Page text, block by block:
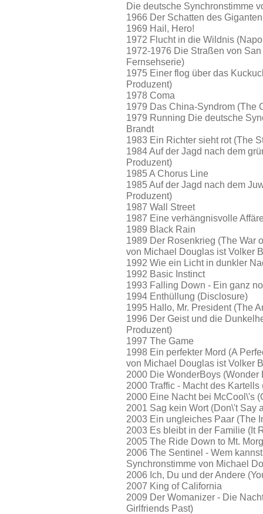
Die deutsche Synchronstimme
1966 Der Schatten des
1969 Hail, Hero!
1972 Flucht in die Wildnis
1972-1976 Die Straßen von
Fernsehserie)
1975 Einer flog über das
Produzent)
1978 Coma
1979 Das China-Syndrom (The
1979 Running Die deutsche
Brandt
1983 Ein Richter sieht rot (The
1984 Auf der Jagd nach dem
Produzent)
1985 A Chorus Line
1985 Auf der Jagd nach dem
Produzent)
1987 Wall Street
1987 Eine verhängnisvolle
1989 Black Rain
1989 Der Rosenkrieg (The War
von Michael Douglas ist Volker
1992 Wie ein Licht in dunkler
1992 Basic Instinct
1993 Falling Down - Ein ganz
1994 Enthüllung (Disclosure)
1995 Hallo, Mr. President (The
1996 Der Geist und die
Produzent)
1997 The Game
1998 Ein perfekter Mord (A
von Michael Douglas ist Volker
2000 Die WonderBoys (Wonder
2000 Traffic - Macht des Kartells
2000 Eine Nacht bei McCool\'s
2001 Sag kein Wort (Don\'t Say
2003 Ein ungleiches Paar (The
2003 Es bleibt in der Familie (It
2005 The Ride Down to Mt.
2006 The Sentinel - Wem
Synchronstimme von Michael
2006 Ich, Du und der Andere
2007 King of California
2009 Der Womanizer - Die
Girlfriends Past)